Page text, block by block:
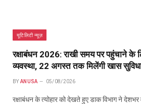
यूटिलिटी न्यूज़
रक्षाबंधन 2026: राखी समय पर पहुंचाने के
व्यवस्था, 22 अगस्त तक मिलेंगी खास
BY ANUSA 05/08/2026
रक्षाबंधन के त्योहार को देखते हुए डाक विभाग ने